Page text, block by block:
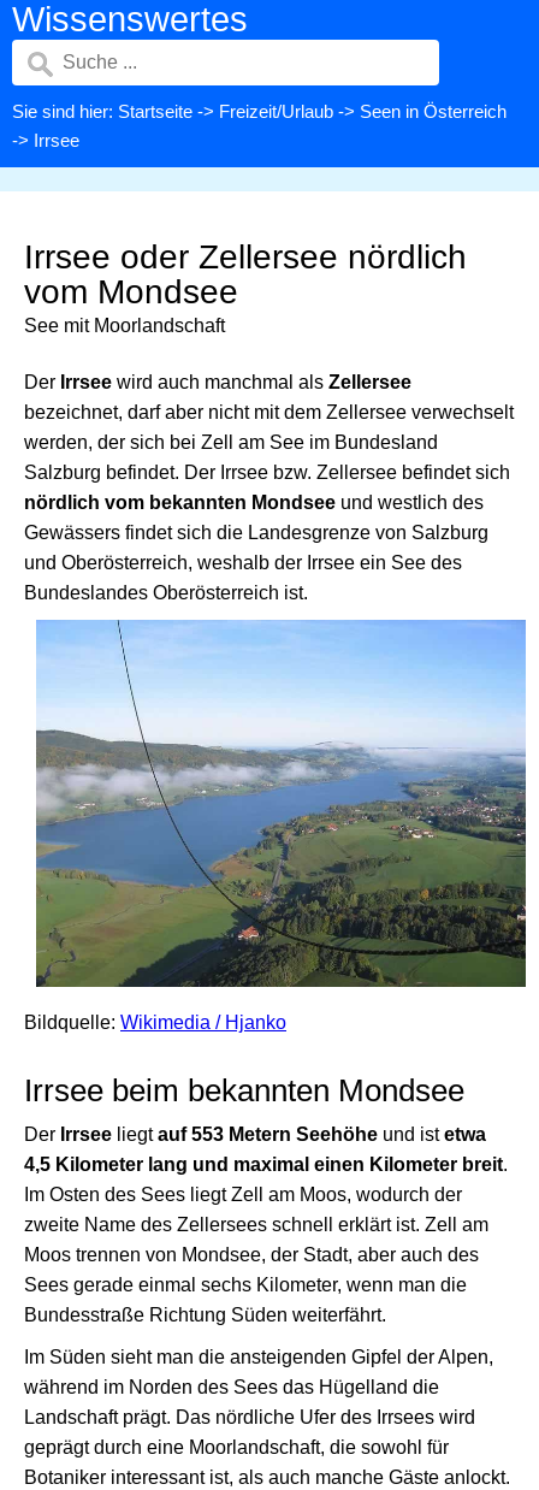
Wissenswertes
Sie sind hier: Startseite -> Freizeit/Urlaub -> Seen in Österreich
-> Irrsee
Irrsee oder Zellersee nördlich
vom Mondsee
See mit Moorlandschaft
Der Irrsee wird auch manchmal als Zellersee
bezeichnet, darf aber nicht mit dem Zellersee verwechselt
werden, der sich bei Zell am See im Bundesland
Salzburg befindet. Der Irrsee bzw. Zellersee befindet sich
nördlich vom bekannten Mondsee und westlich des
Gewässers findet sich die Landesgrenze von Salzburg
und Oberösterreich, weshalb der Irrsee ein See des
Bundeslandes Oberösterreich ist.
Bildquelle: Wikimedia / Hjanko
Irrsee beim bekannten Mondsee
Der Irrsee liegtauf 553 Metern Seehöhe und istetwa
4,5 Kilometer lang und maximal einen Kilometer breit.
Im Osten des Sees liegt Zell am Moos, wodurch der
zweite Name des Zellersees schnell erklärt ist. Zell am
Moos trennen von Mondsee, der Stadt, aber auch des
Sees gerade einmal sechs Kilometer, wenn man die
Bundesstraße Richtung Süden weiterfährt.
Im Süden sieht man die ansteigenden Gipfel der Alpen,
während im Norden des Sees das Hügelland die
Landschaft prägt. Das nördliche Ufer des Irrsees wird
geprägt durch eine Moorlandschaft, die sowohl für
Botaniker interessant ist, als auch manche Gäste anlockt.